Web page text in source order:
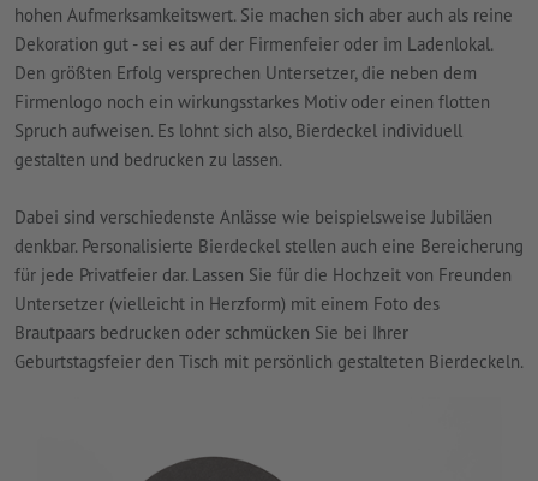
hohen Aufmerksamkeitswert. Sie machen sich aber auch als reine
Dekoration gut - sei es auf der Firmenfeier oder im Ladenlokal.
Den größten Erfolg versprechen Untersetzer, die neben dem
Firmenlogo noch ein wirkungsstarkes Motiv oder einen flotten
Spruch aufweisen. Es lohnt sich also, Bierdeckel individuell
gestalten und bedrucken zu lassen.
Dabei sind verschiedenste Anlässe wie beispielsweise Jubiläen
denkbar. Personalisierte Bierdeckel stellen auch eine Bereicherung
für jede Privatfeier dar. Lassen Sie für die Hochzeit von Freunden
Untersetzer (vielleicht in Herzform) mit einem Foto des
Brautpaars bedrucken oder schmücken Sie bei Ihrer
Geburtstagsfeier den Tisch mit persönlich gestalteten Bierdeckeln.